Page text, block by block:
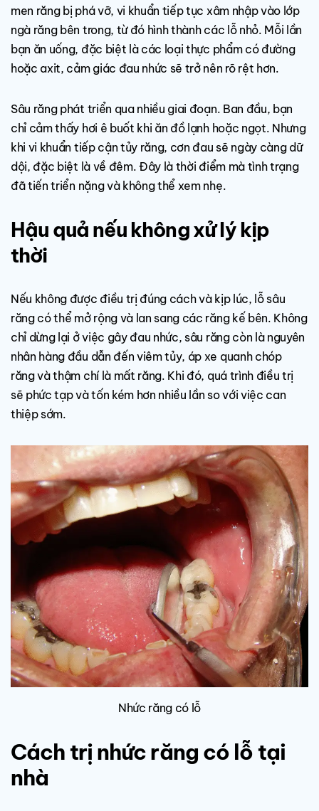
men răng bị phá vỡ, vi khuẩn tiếp tục xâm nhập vào lớp
ngà răng bên trong, từ đó hình thành các lỗ nhỏ. Mỗi lần
bạn ăn uống, đặc biệt là các loại thực phẩm có đường
hoặc axit, cảm giác đau nhức sẽ trở nên rõ rệt hơn.
Sâu răng phát triển qua nhiều giai đoạn. Ban đầu, bạn
chỉ cảm thấy hơi ê buốt khi ăn đồ lạnh hoặc ngọt. Nhưng
khi vi khuẩn tiếp cận tủy răng, cơn đau sẽ ngày càng dữ
dội, đặc biệt là về đêm. Đây là thời điểm mà tình trạng
đã tiến triển nặng và không thể xem nhẹ.
Hậu quả nếu không xử lý kịp
thời
Nếu không được điều trị đúng cách và kịp lúc, lỗ sâu
răng có thể mở rộng và lan sang các răng kế bên. Không
chỉ dừng lại ở việc gây đau nhức, sâu răng còn là nguyên
nhân hàng đầu dẫn đến viêm tủy, áp xe quanh chóp
răng và thậm chí là mất răng. Khi đó, quá trình điều trị
sẽ phức tạp và tốn kém hơn nhiều lần so với việc can
thiệp sớm.
Nhức răng có lỗ
Cách trị nhức răng có lỗ tại
nhà